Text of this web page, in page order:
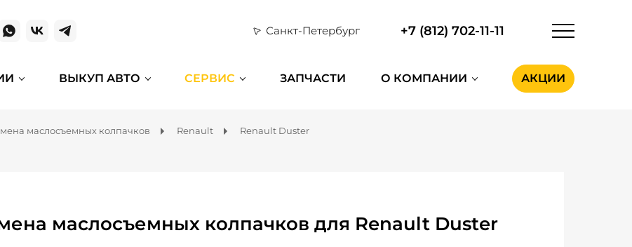
Санкт-Петербург +7 (812) 702-11-11
ВЫКУП АВТО СЕРВИС ЗАПЧАСТИ О КОМПАНИИ АКЦИИ
маслосъемных колпачков Renault Renault Duster
маслосъемных колпачков для Renault Duster